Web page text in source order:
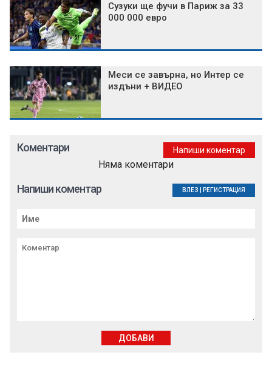
Сузуки ще фучи в Париж за 33
000 000 евро
Меси се завърна, но Интер се
издъни + ВИДЕО
Коментари Напиши коментар
Няма коментари
Напиши коментар ВЛЕЗ РЕГИСТРАЦИЯ
ДОБАВИ